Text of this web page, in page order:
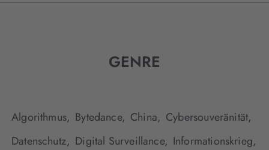
GENRE
Algorithmus, Bytedance, China, Cybersouveränität,
Datenschutz, Digital Surveillance, Informationskrieg,